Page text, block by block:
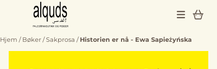
Hopp til innhold
Hjem / Bøker /Sakprosa / Historien er nå - Ewa Sapieżyńska